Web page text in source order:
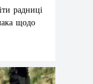
радниці
щодо